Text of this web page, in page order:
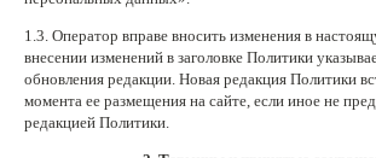
1.3. Оператор вправе вносить изменения в
внесении изменений в заголовке Политики
обновления редакции. Новая редакция Политики
момента ее размещения на сайте, если иное не
редакцией Политики.